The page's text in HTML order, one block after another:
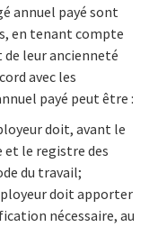
annuel payé sont
en tenant compte
leur ancienneté
avec les
payé peut être :
doit, avant le
le registre des
du travail;
doit apporter
nécessaire, au